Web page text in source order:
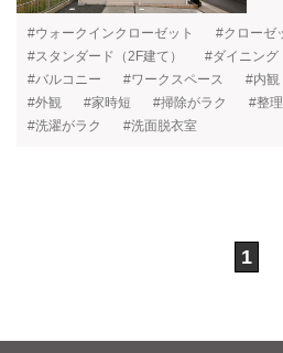
#ウォークインクローゼット
#クローゼ
#スタンダード（2F建て）
#ダイニング
#バルコニー
#ワークスペース #内観
#外観
#家時短 #掃除がラク #整
#洗濯がラク
#洗面脱衣室
1